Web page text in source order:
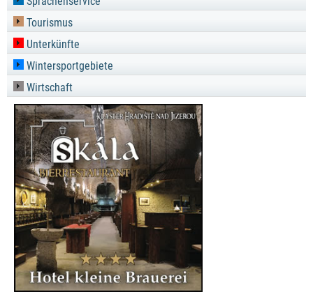
Tourismus
Unterkünfte
Wintersportgebiete
Wirtschaft